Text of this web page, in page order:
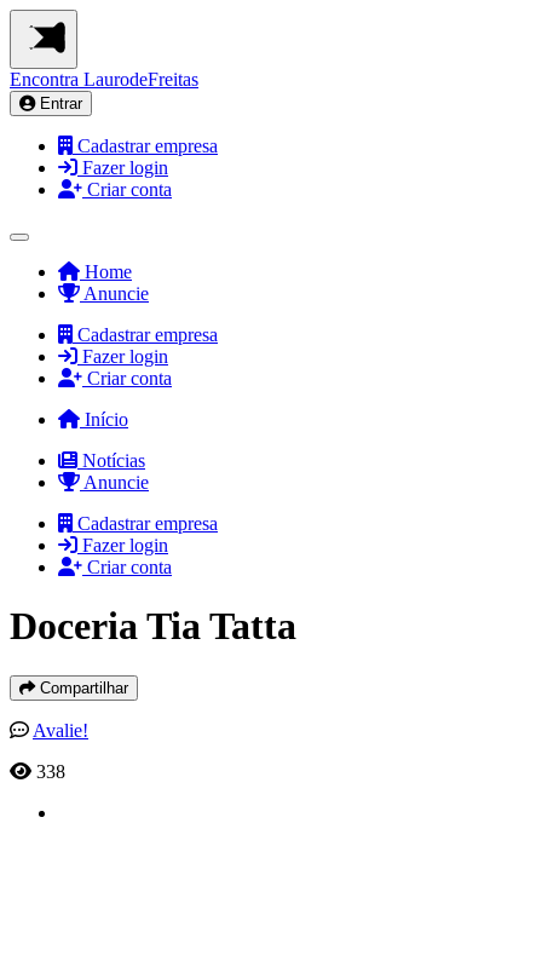
Encontra LaurodeFreitas
Entrar
Cadastrar empresa
Fazer login
Criar conta
Home
Anuncie
Cadastrar empresa
Fazer login
Criar conta
Início
Notícias
Anuncie
Cadastrar empresa
Fazer login
Criar conta
Doceria Tia Tatta
Compartilhar
Avalie!
338